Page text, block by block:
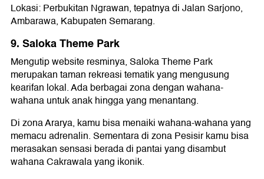
Lokasi: Perbukitan Ngrawan, tepatnya di Jalan Sarjono,
Ambarawa, Kabupaten Semarang.
9. Saloka Theme Park
Mengutip website resminya, Saloka Theme Park
merupakan taman rekreasi tematik yang mengusung
kearifan lokal. Ada berbagai zona dengan wahana-
wahana untuk anak hingga yang menantang.
Di zona Ararya, kamu bisa menaiki wahana-wahana yang
memacu adrenalin. Sementara di zona Pesisir kamu bisa
merasakan sensasi berada di pantai yang disambut
wahana Cakrawala yang ikonik.